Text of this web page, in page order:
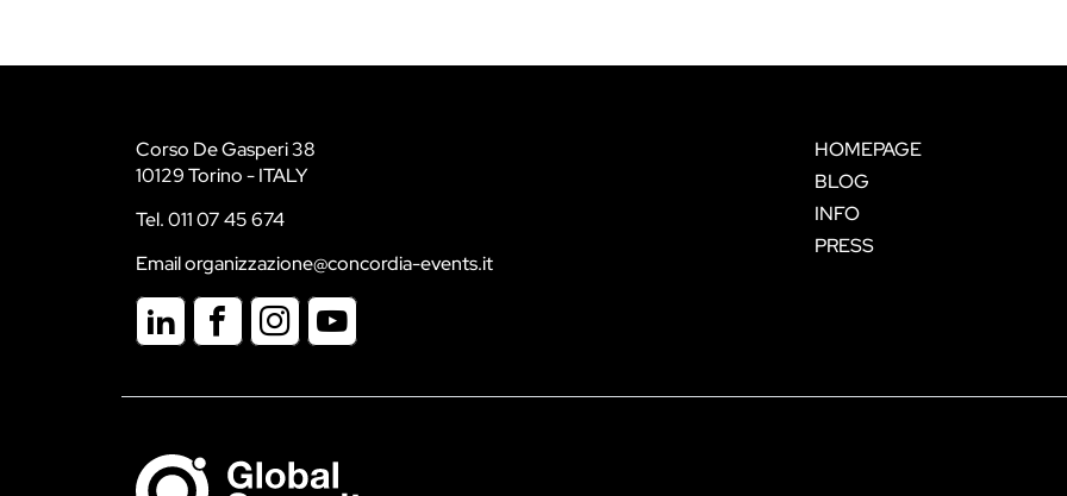
Corso De Gasperi 38
10129 Torino - ITALY
Tel. 011 07 45 674
Email organizzazione@concordia-events.it
HOMEPAGE
BLOG
INFO
PRESS